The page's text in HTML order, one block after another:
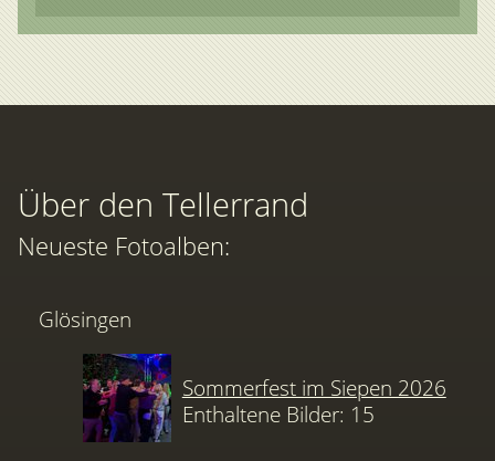
Über den Tellerrand
Neueste Fotoalben:
Glösingen
Sommerfest im Siepen 2026
Enthaltene Bilder: 15